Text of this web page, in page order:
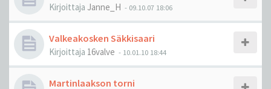
Kirjoittaja Janne_H - 09.10.07 18:06
Valkeakosken Säkkisaari
Kirjoittaja 16valve - 10.01.10 18:44
Martinlaakson torni